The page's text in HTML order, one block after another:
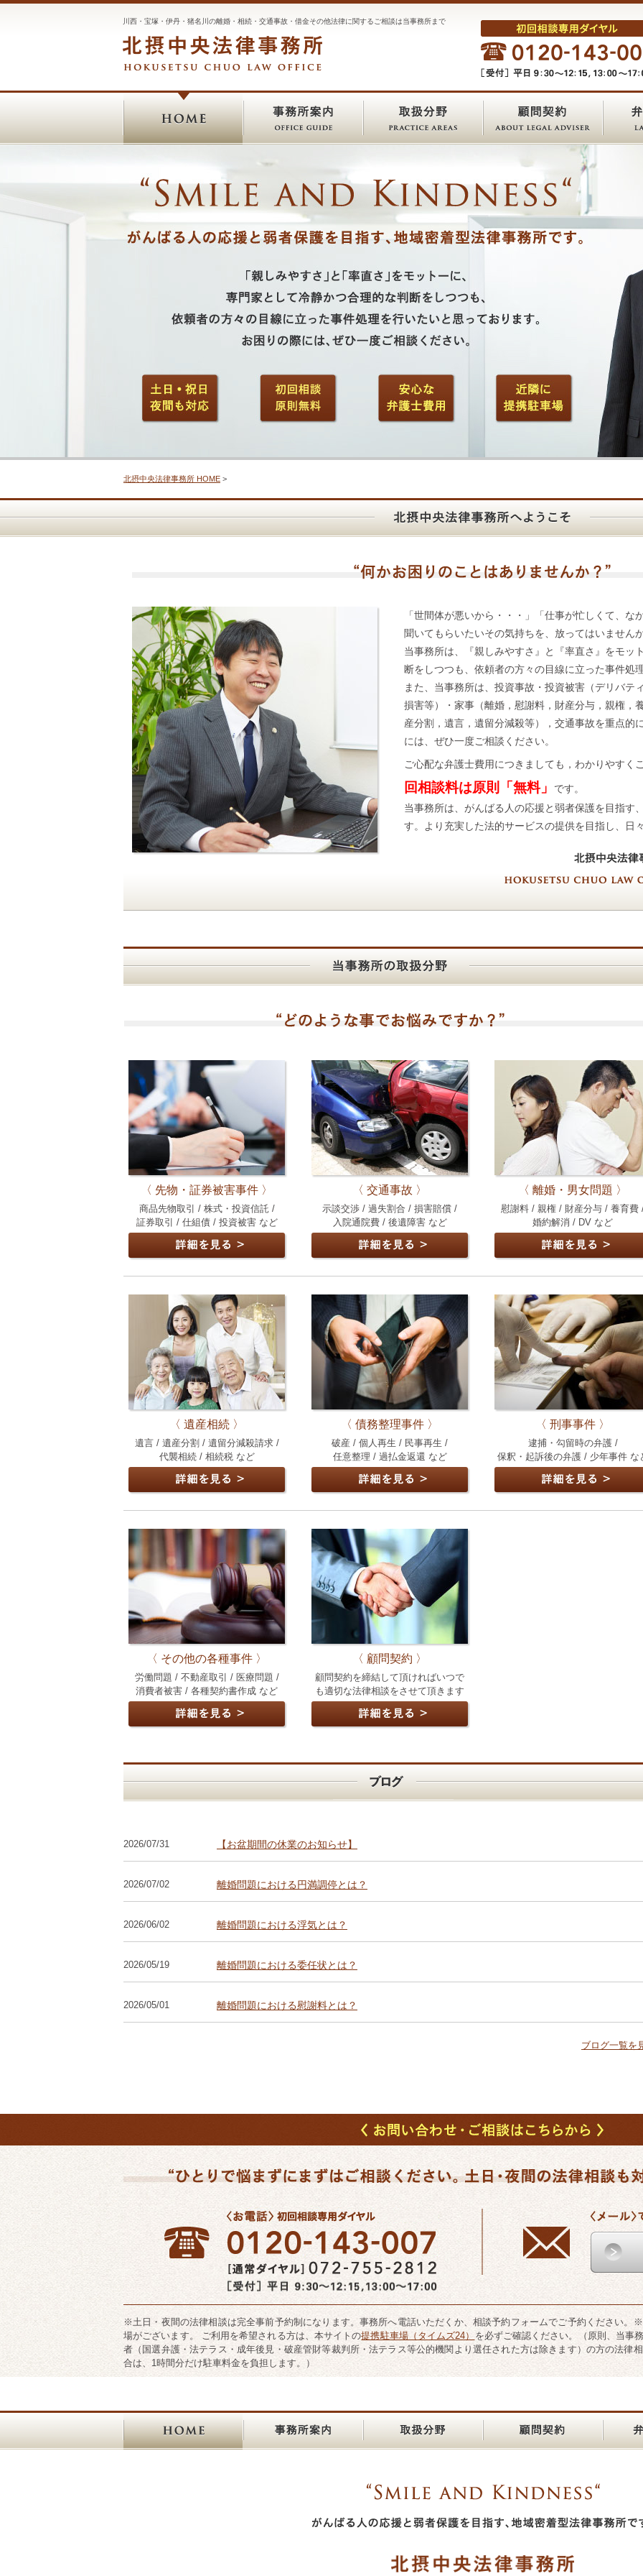
川西・宝塚・伊丹・猪名川の離婚・相続・交通事故・借金その他法律に関するご相談は当事務所まで
北摂中央法律事務所 HOME >
「世間体が悪いから・・・」「仕事が忙しくて、
聞いてもらいたいその気持ちを、放ってはいません
当事務所は、『親しみやすさ』と『率直さ』をモッ
断をしつつも、依頼者の方々の目線に立った事件処
また、当事務所は、投資事故・投資被害（デリバテ
損害等）・家事（離婚，慰謝料，財産分与，親権，
産分割，遺言，遺留分減殺等），交通事故を重点的
には、ぜひ一度ご相談ください。
ご心配な弁護士費用につきましても，わかりやす
回相談料は原則「無料」
です。
当事務所は、がんばる人の応援と弱者保護を目指す
す。より充実した法的サービスの提供を目指し、日
〈 先物・証券被害事件 〉
商品先物取引 / 株式・投資信託 /
証券取引 / 仕組債 / 投資被害 など
〈 交通事故 〉
示談交渉 / 過失割合 / 損害賠償 /
入院通院費 / 後遺障害 など
〈 離婚・男女問題 〉
慰謝料 / 親権 / 財産分与 / 養育費
婚約解消 / DV など
〈 遺産相続 〉
遺言 / 遺産分割 / 遺留分減殺請求 /
代襲相続 / 相続税 など
〈 債務整理事件 〉
破産 / 個人再生 / 民事再生 /
任意整理 / 過払金返還 など
〈 刑事事件 〉
逮捕・勾留時の弁護 /
保釈・起訴後の弁護 / 少年事件 な
〈 その他の各種事件 〉
労働問題 / 不動産取引 / 医療問題 /
消費者被害 / 各種契約書作成 など
〈 顧問契約 〉
顧問契約を締結して頂ければいつで
も適切な法律相談をさせて頂きます
2026/07/31 【お盆期間の休業のお知らせ】
2026/07/02 離婚問題における円満調停とは？
2026/06/02 離婚問題における浮気とは？
2026/05/19 離婚問題における委任状とは？
2026/05/01 離婚問題における慰謝料とは？
ブログ一覧を
※土日・夜間の法律相談は完全事前予約制になります。事務所へ電話いただくか、相談予約フォームでご予約ください。
場がございます。 ご利用を希望される方は、本サイトの提携駐車場（タイムズ24） を必ずご確認ください。（原則、当事
者（国選弁護・法テラス・成年後見・破産管財等裁判所・法テラス等公的機関より選任された方は除きます）の方の法律
合は、1時間分だけ駐車料金を負担します。）